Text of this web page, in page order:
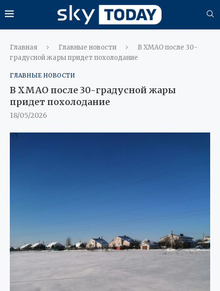
Главная Главные новости
В ХМАО после 30-
градусной жары придет похолодание
ГЛАВНЫЕ НОВОСТИ
В ХМАО после 30-градусной жары
придет похолодание
18/05/2026